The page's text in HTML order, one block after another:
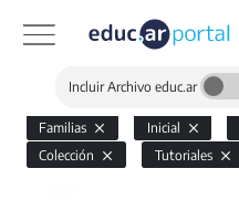
Incluir Archivo educ.ar
Familias Inicial
Colección
Tutoriales